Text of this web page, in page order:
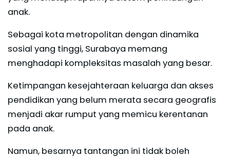
anak.
Sebagai kota metropolitan dengan dinamika
sosial yang tinggi, Surabaya memang
menghadapi kompleksitas masalah yang besar.
Ketimpangan kesejahteraan keluarga dan akses
pendidikan yang belum merata secara geografis
menjadi akar rumput yang memicu kerentanan
pada anak.
Namun, besarnya tantangan ini tidak boleh